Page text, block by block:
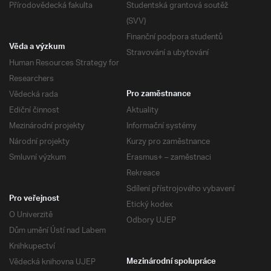
Přírodovědecká fakulta
Studentská grantová soutěž
(SVV)
Finanční podpora studentů
Stravování a ubytování
Věda a výzkum
Human Resources Strategy for
Researchers
Vědecká rada
Ediční činnost
Mezinárodní projekty
Národní projekty
Smluvní výzkum
Pro zaměstnance
Aktuality
Informační systémy
Kurzy pro zaměstnance
Erasmus+ – zaměstnaci
Rekreace
Sdílení přístrojového vybavení
Etický kodex
Odbory UJEP
Pro veřejnost
O Univerzitě
Dům umění Ústí nad Labem
Knihkupectví
Vědecká knihovna UJEP
Mezinárodní spolupráce